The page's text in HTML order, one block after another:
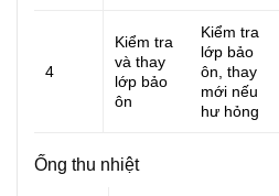
4
Kiểm tra
và thay
lớp bảo
ôn
Kiểm tra
lớp bảo
ôn, thay
mới nếu
hư hỏng
Ống thu nhiệt